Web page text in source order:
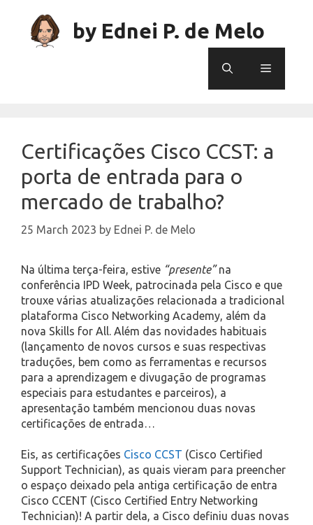
content
by Ednei P. de Melo
Menu
Certificações Cisco CCST: a
porta de entrada para o
mercado de trabalho?
25 March 2023 by Ednei P. de Melo
Na última terça-feira, estive “presente”na
conferência IPD Week, patrocinada pela Cisco e que
trouxe várias atualizações relacionada a tradicional
plataforma Cisco Networking Academy, além da
nova Skills for All. Além das novidades habituais
(lançamento de novos cursos e suas respectivas
traduções, bem como as ferramentas e recursos
para a aprendizagem e divugação de programas
especiais para estudantes e parceiros), a
apresentação também mencionou duas novas
certificações de entrada…
Eis, as certificações Cisco CCST (Cisco Certified
Support Technician), as quais vieram para preencher
o espaço deixado pela antiga certificação de entra
Cisco CCENT (Cisco Certified Entry Networking
Technician)! A partir dela, a Cisco definiu duas novas